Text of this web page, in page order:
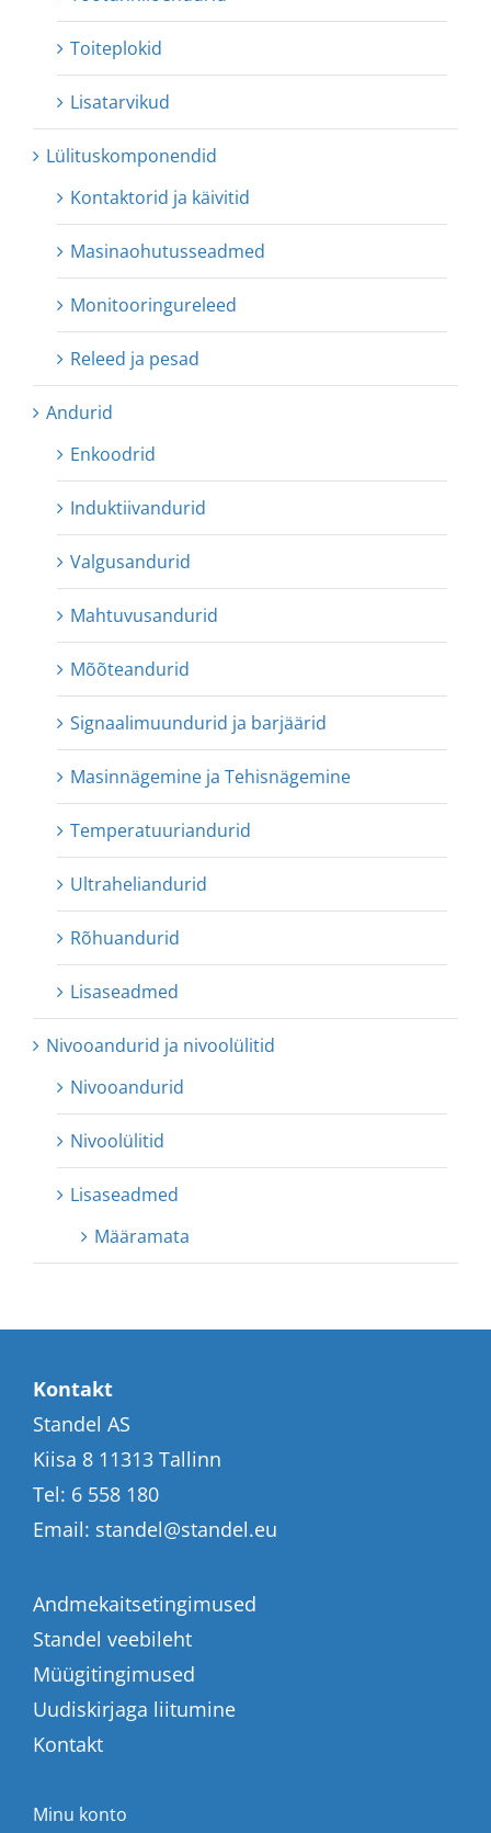
Toiteplokid
Lisatarvikud
Lülituskomponendid
Kontaktorid ja käivitid
Masinaohutusseadmed
Monitooringureleed
Releed ja pesad
Andurid
Enkoodrid
Induktiivandurid
Valgusandurid
Mahtuvusandurid
Mõõteandurid
Signaalimuundurid ja barjäärid
Masinnägemine ja Tehisnägemine
Temperatuuriandurid
Ultraheliandurid
Rõhuandurid
Lisaseadmed
Nivooandurid ja nivoolülitid
Nivooandurid
Nivoolülitid
Lisaseadmed
Määramata
Kontakt
Standel AS
Kiisa 8 11313 Tallinn
Tel: 6 558 180
Email: standel@standel.eu
Andmekaitsetingimused
Standel veebileht
Müügitingimused
Uudiskirjaga liitumine
Kontakt
Minu konto